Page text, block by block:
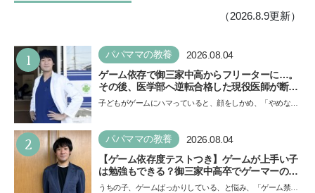
（2026.8.9更新）
1 パパママの教養 2026.08.04
ゲーム依存で御三家中高からフリーターに…。
その後、医学部へ逆転合格した現役医師が断言
「ゲームの経験が受験勉強に役立った」そう考
子どもがゲームにハマっていると、顔をしかめ、「やめなさ
い…
2 パパママの教養 2026.08.04
【ゲーム依存度テストつき】ゲームが上手い子
は勉強もできる？御三家中高卒でゲーマーの医
師・阿部智史さんが教えるゲームしながら受験
うちの子、ゲームばっかりしている、と悩み、「ゲーム禁